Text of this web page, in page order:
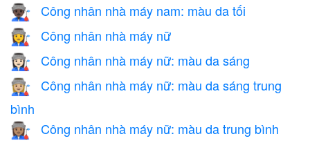
👨🏿‍🏭 Công nhân nhà máy nam: màu da tối
👩‍🏭 Công nhân nhà máy nữ
👩🏻‍🏭 Công nhân nhà máy nữ: màu da sáng
👩🏼‍🏭
Công nhân nhà máy nữ: màu da sáng trung
bình
👩🏽‍🏭 Công nhân nhà máy nữ: màu da trung bình